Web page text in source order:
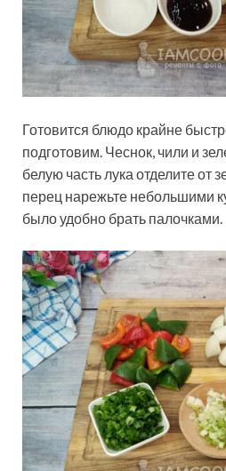
Готовится блюдо крайне
подготовим. Чеснок, чили и
белую часть лука отделите от
перец нарежьте небольшими
было удобно брать палочками.